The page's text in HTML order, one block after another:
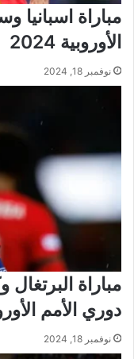
مباراة اسبانيا
الأوروبية 2024
نوفمبر 18, 2024
مباراة
دوري الأمم
نوفمبر 18, 2024